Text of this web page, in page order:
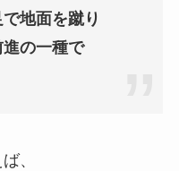
地面を蹴り
の一種で
、